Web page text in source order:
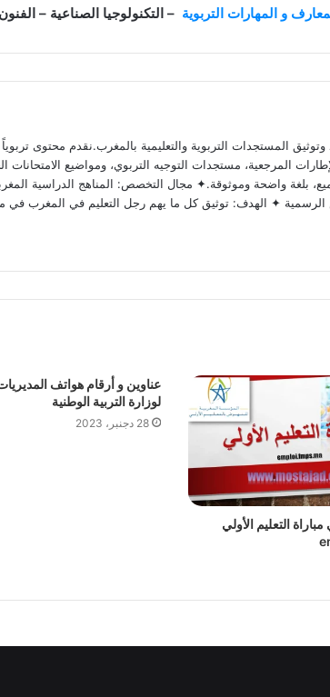
و المهارات التربوية – التكنولوجيا الصناعية –
المستجدات التربوية والتعليمية بالمغرب.نقدم محتوى تربوياً
المرجعية، مستجدات التوجيه التربوي، ومواضيع الامتحانات
بلغة واضحة وموثوقة.✦ مجال التخصص: المناهج الدراسية
الرسمية ✦ الهدف: توثيق كل ما يهم رجل التعليم في المغرب
التعليم الأولي
عناوين و أرقام هواتف المديريات
لوزارة التربية الوطنية
28 دجنبر، 2023